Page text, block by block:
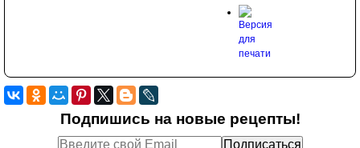
Подпишись на новые рецепты!